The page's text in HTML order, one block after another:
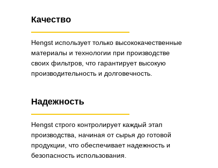
Качество
Надежность
Hengst использует только высококачественные
материалы и технологии при производстве
своих фильтров, что гарантирует высокую
производительность и долговечность.
Hengst строго контролирует каждый этап
производства, начиная от сырья до готовой
продукции, что обеспечивает надежность и
безопасность использования.